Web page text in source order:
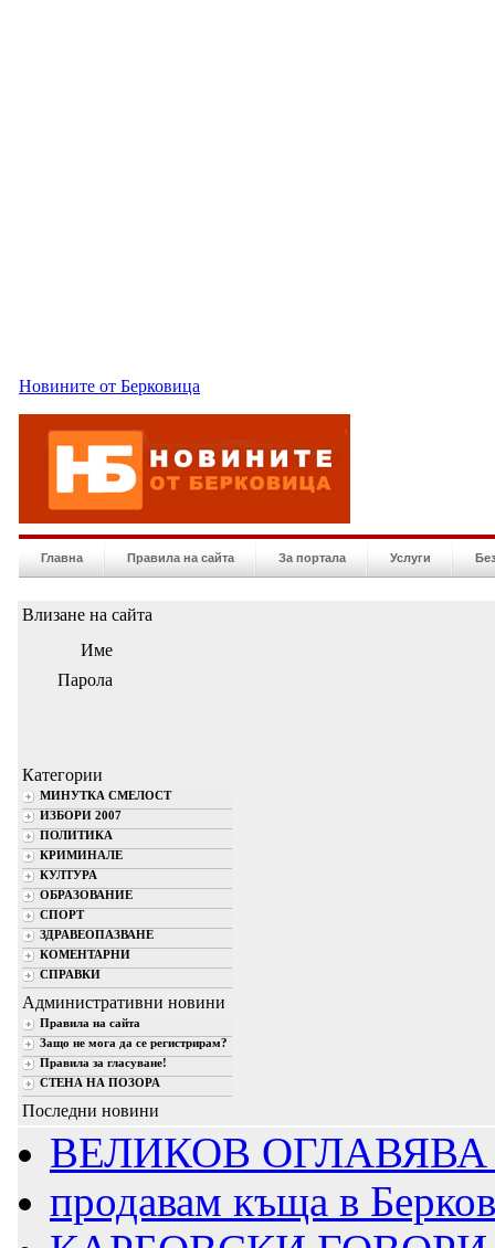
Новините от Берковица
Главна Правила на сайта За портала Услуги
Влизане на сайта
Име
Парола
Категории
МИНУТКА СМЕЛОСТ
ИЗБОРИ 2007
ПОЛИТИКА
КРИМИНАЛЕ
КУЛТУРА
ОБРАЗОВАНИЕ
СПОРТ
ЗДРАВЕОПАЗВАНЕ
КОМЕНТАРНИ
СПРАВКИ
Административни новини
Правила на сайта
Защо не мога да се регистрирам?
Правила за гласуване!
СТЕНА НА ПОЗОРА
Последни новини
ВЕЛИКОВ
продавам къща в